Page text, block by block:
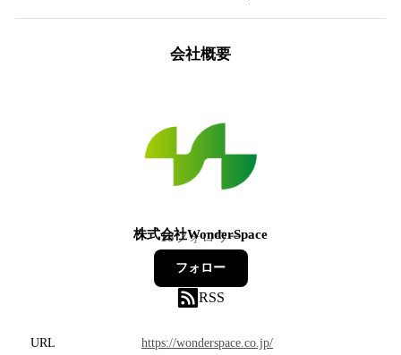
会社概要
株式会社WonderSpace
18フォロワー
フォロー
RSS
URL
https://wonderspace.co.jp/